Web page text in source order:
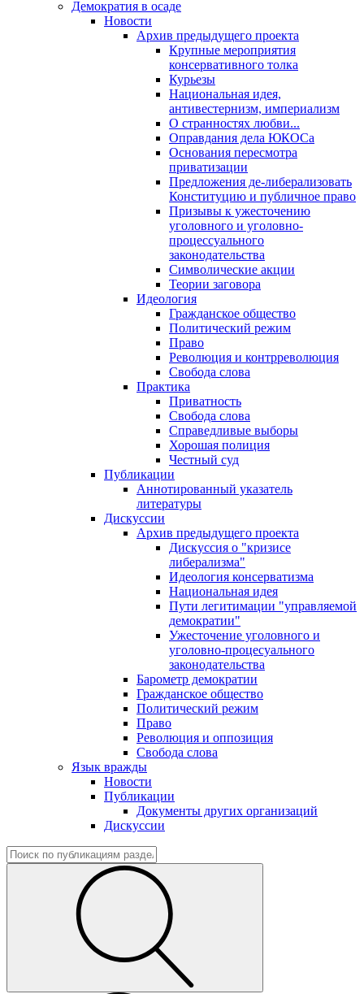
Демократия в осаде
Новости
Архив предыдущего проекта
Крупные мероприятия
консервативного толка
Курьезы
Национальная идея,
антивестернизм, империализм
О странностях любви...
Оправдания дела ЮКОСа
Основания пересмотра
приватизации
Предложения де-либерализовать
Конституцию и публичное право
Призывы к ужесточению
уголовного и уголовно-
процессуального
законодательства
Символические акции
Теории заговора
Идеология
Гражданское общество
Политический режим
Право
Революция и контрреволюция
Свобода слова
Практика
Приватность
Свобода слова
Справедливые выборы
Хорошая полиция
Честный суд
Публикации
Аннотированный указатель
литературы
Дискуссии
Архив предыдущего проекта
Дискуссия о "кризисе
либерализма"
Идеология консерватизма
Национальная идея
Пути легитимации "управляемой
демократии"
Ужесточение уголовного и
уголовно-процесуального
законодательства
Барометр демократии
Гражданское общество
Политический режим
Право
Революция и оппозиция
Свобода слова
Язык вражды
Новости
Публикации
Документы других организаций
Дискуссии